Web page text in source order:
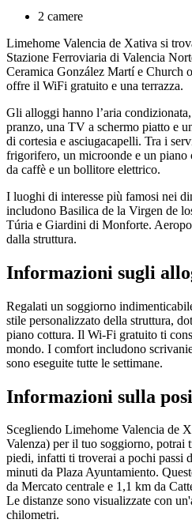
2 camere
Limehome Valencia de Xativa si
Stazione Ferroviaria di Valencia
Ceramica González Martí e Church
offre il WiFi gratuito e una terrazza.
Gli alloggi hanno l’aria
pranzo, una TV a schermo piatto e
di cortesia e asciugacapelli. Tra i
frigorifero, un microonde e un piano
da caffè e un bollitore elettrico.
I luoghi di interesse più famosi nei
includono Basilica de la Virgen de
Túria e Giardini di Monforte.
dalla struttura.
Informazioni sugli
Regalati un soggiorno
stile personalizzato della struttura,
piano cottura. Il Wi-Fi gratuito ti
mondo. I comfort includono
sono eseguite tutte le settimane.
Informazioni sulla
Scegliendo Limehome Valencia de
Valenza) per il tuo soggiorno, potrai
piedi, infatti ti troverai a pochi passi
minuti da Plaza Ayuntamiento.
da Mercato centrale e 1,1 km da
Le distanze sono visualizzate con
chilometri.